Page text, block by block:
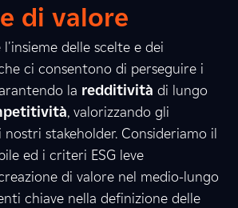
di valore
delle scelte e dei
ci consentono di perseguire i
la redditività di lungo
, valorizzando gli
stakeholder. Consideriamo il
ed i criteri ESG leve
di valore nel medio-lungo
chiave nella definizione delle